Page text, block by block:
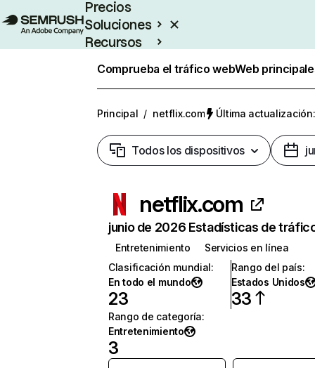
Precios
Soluciones
Recursos
Comprueba el tráfico webWeb
Principal / netflix.com Última
Todos los dispositivos
netflix.com
junio de 2026 Estadísticas de
Entretenimiento
Servicios en línea
Clasificación mundial:
En todo el mundo
23
Rango del país:
Estados Unidos
33
Rango de categoría:
Entretenimiento
3